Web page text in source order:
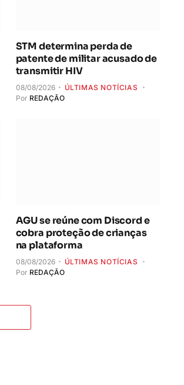
STM determina perda de
patente de militar acusado de
transmitir HIV
08/08/2026
ÚLTIMAS NOTÍCIAS
Por REDAÇÃO
AGU se reúne com Discord e
cobra proteção de crianças
na plataforma
08/08/2026
ÚLTIMAS NOTÍCIAS
Por REDAÇÃO